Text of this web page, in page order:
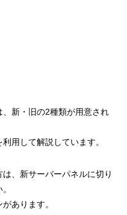
新・旧の2種類が用意され
用して解説しています。
、新サーバーパネルに切り
あります。